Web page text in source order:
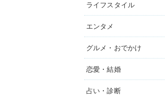
ライフスタイル
エンタメ
グルメ・おでかけ
恋愛・結婚
占い・診断